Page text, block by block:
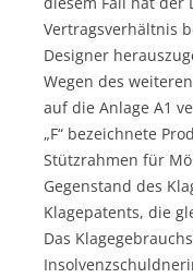
Vertragsverhältnis
Designer
Wegen des
auf die Anlage A1
„F“ bezeichnete
Stützrahmen für
Gegenstand des
Klagepatents, die
Das